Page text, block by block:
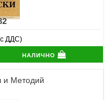
ДДС)
налично
и Методий